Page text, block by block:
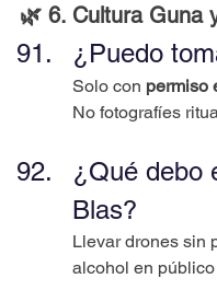
🌿 6. Cultura Guna
¿Puedo
Solo con permiso
No fotografíes
¿Qué debo
Blas?
Llevar drones sin
alcohol en